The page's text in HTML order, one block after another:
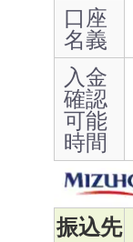
口座
名義
入金
確認
可能
時間
振込先